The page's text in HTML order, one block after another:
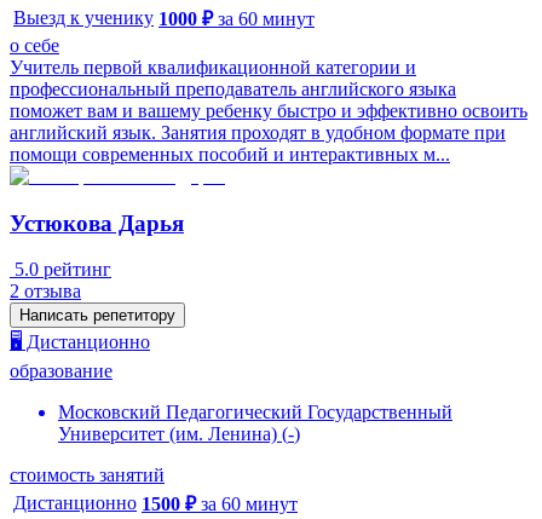
Выезд к ученику 1000 ₽ за 60 минут
о себе
Учитель первой квалификационной категории и
профессиональный преподаватель английского языка
поможет вам и вашему ребенку быстро и эффективно освоить
английский язык. Занятия проходят в удобном формате при
помощи современных пособий и интерактивных м...
Устюкова Дарья
5.0 рейтинг
2 отзыва
Написать репетитору
🖥️ Дистанционно
образование
Московский Педагогический Государственный
Университет (им. Ленина) (-)
стоимость занятий
Дистанционно 1500 ₽ за 60 минут